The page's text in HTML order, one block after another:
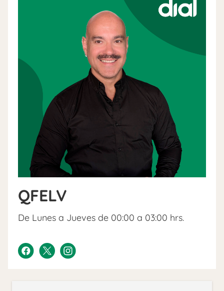
QFELV
De Lunes a Jueves de 00:00 a 03:00 hrs.